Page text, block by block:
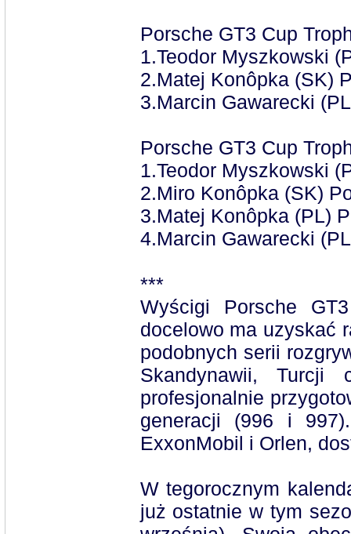
Porsche GT3 Cup
1.Teodor Myszkowski
2.Matej Konôpka (SK)
3.Marcin Gawarecki
Porsche GT3 Cup
1.Teodor Myszkowski
2.Miro Konôpka (SK)
3.Matej Konôpka (PL)
4.Marcin Gawarecki
***
Wyścigi Porsche
docelowo ma uzyskać
podobnych serii
Skandynawii,
profesjonalnie
generacji (996 i
ExxonMobil i Orlen,
W tegorocznym
już ostatnie w tym